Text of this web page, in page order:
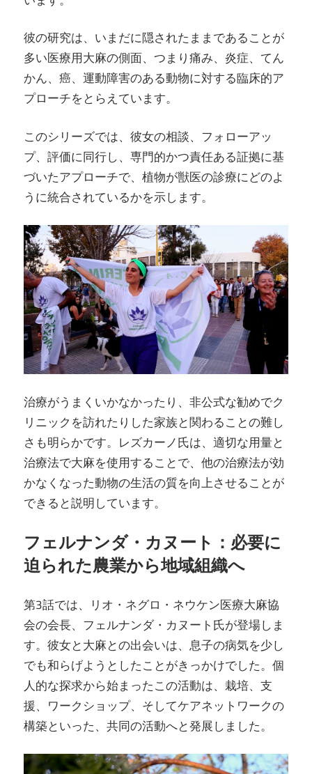
彼の研究は、いまだに隠されたままであることが
多い医療用大麻の側面、つまり痛み、炎症、てん
かん、癌、運動障害のある動物に対する臨床的ア
プローチをとらえています。
このシリーズでは、彼女の相談、フォローアッ
プ、評価に同行し、専門的かつ責任ある証拠に基
づいたアプローチで、植物が獣医の診療にどのよ
うに統合されているかを示します。
治療がうまくいかなかったり、非公式な勧めでク
リニックを訪れたりした家族と関わることの難し
さも明らかです。レズカーノ氏は、適切な用量と
治療法で大麻を使用することで、他の治療法が効
かなくなった動物の生活の質を向上させることが
できると説明しています。
フェルナンダ・カヌート：必要に
迫られた農業から地域組織へ
第3話では、リオ・ネグロ・ネウケン医療大麻協
会の会長、フェルナンダ・カヌート氏が登場しま
す。彼女と大麻との出会いは、息子の病気を少し
でも和らげようとしたことがきっかけでした。個
人的な探求から始まったこの活動は、栽培、支
援、ワークショップ、そしてケアネットワークの
構築といった、共同の活動へと発展しました。